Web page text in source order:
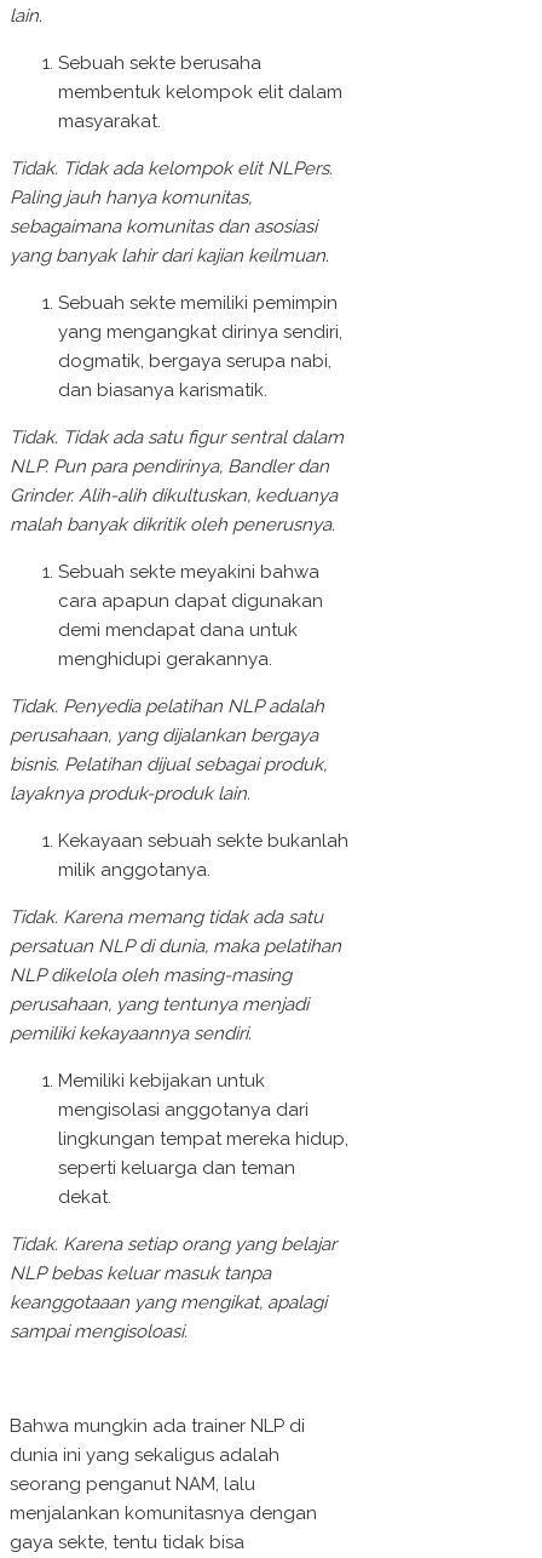
lain.
Sebuah sekte berusaha
membentuk kelompok elit dalam
masyarakat.
Tidak. Tidak ada kelompok elit NLPers.
Paling jauh hanya komunitas,
sebagaimana komunitas dan asosiasi
yang banyak lahir dari kajian keilmuan.
Sebuah sekte memiliki pemimpin
yang mengangkat dirinya sendiri,
dogmatik, bergaya serupa nabi,
dan biasanya karismatik.
Tidak. Tidak ada satu figur sentral dalam
NLP. Pun para pendirinya, Bandler dan
Grinder. Alih-alih dikultuskan, keduanya
malah banyak dikritik oleh penerusnya.
Sebuah sekte meyakini bahwa
cara apapun dapat digunakan
demi mendapat dana untuk
menghidupi gerakannya.
Tidak. Penyedia pelatihan NLP adalah
perusahaan, yang dijalankan bergaya
bisnis. Pelatihan dijual sebagai produk,
layaknya produk-produk lain.
Kekayaan sebuah sekte bukanlah
milik anggotanya.
Tidak. Karena memang tidak ada satu
persatuan NLP di dunia, maka pelatihan
NLP dikelola oleh masing-masing
perusahaan, yang tentunya menjadi
pemiliki kekayaannya sendiri.
Memiliki kebijakan untuk
mengisolasi anggotanya dari
lingkungan tempat mereka hidup,
seperti keluarga dan teman
dekat.
Tidak. Karena setiap orang yang belajar
NLP bebas keluar masuk tanpa
keanggotaaan yang mengikat, apalagi
sampai mengisoloasi.
Bahwa mungkin ada trainer NLP di
dunia ini yang sekaligus adalah
seorang penganut NAM, lalu
menjalankan komunitasnya dengan
gaya sekte, tentu tidak bisa